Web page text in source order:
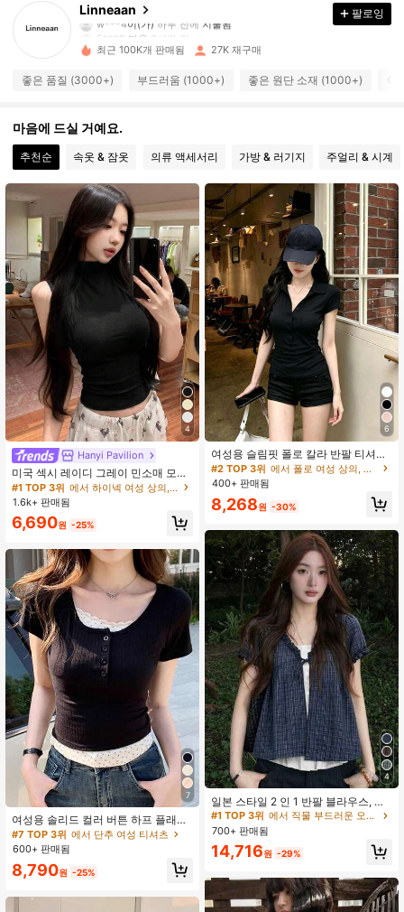
Linneaan
w***4이(가)
5***2다음6시간 전
4.85 3.2K 팔로워
4.85 3.2K 팔로워
4.85 3.2K 팔로워
4.85 3.2K 팔로워
3.2K 팔로워
4.85 3.2K 팔로워
4.85 3.2K 팔로워
팔로잉
최근 100K개 판매됨 27K 재구매
좋은 품질 (3000+) 부드러움 (1000+) 좋은 원단 소재 (1000+) 아
마음에 드실 거예요.
추천순 속옷 & 잠옷 의류 액세서리 가방 & 러기지 주얼리 & 시계
4
Hanyi Pavilion
미국 섹시 레이디 그레이 민소매 모크
넥 타이트 핏 탱크탑, 신축성 있는 슬
림핏 캐미솔 여름 캐주얼 블랙 봄
#1 TOP 3위
에서 하이넥 여성 상의, 블라우스 & 티
1.6k+ 판매됨
6,690원 -25%
7
여성용 솔리드 컬러 버튼 하프 플래킷
반팔 캐주얼 티셔츠, 여름 블랙, 편안
한 스타일
#7 TOP 3위 에서 단추 여성 티셔츠
600+ 판매됨
8,790원 -25%
6
여성용 슬림핏 폴로 칼라 반팔 티셔츠,
허리 핏, 우아하고 슬림한 캐주얼 블
랙, 오피스 사이렌 여름
#2 TOP 3위
에서 폴로 여성 상의, 블라우스 & 티
400+ 판매됨
8,268원 -30%
4
일본 스타일 2 인 1 반팔 블라우스, 플
로럴 체크 셔츠, 슬림핏 칼리지 스타일
탑, 여름
#1 TOP 3위
에서 직물 부드러운 오피스 블라우스
700+ 판매됨
14,716원 -29%